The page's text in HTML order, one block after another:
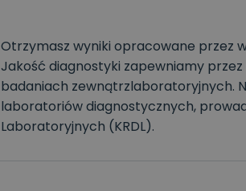
Otrzymasz wyniki opracowane przez
Jakość diagnostyki zapewniamy
badaniach zewnątrzlaboratoryjnych.
laboratoriów diagnostycznych,
Laboratoryjnych (KRDL).